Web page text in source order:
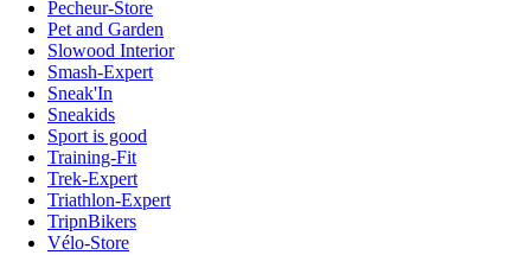
Pecheur-Store
Pet and Garden
Slowood Interior
Smash-Expert
Sneak'In
Sneakids
Sport is good
Training-Fit
Trek-Expert
Triathlon-Expert
TripnBikers
Vélo-Store